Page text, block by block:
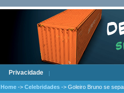
Privacidade
Home -> Celebridades -> Goleiro Bruno se